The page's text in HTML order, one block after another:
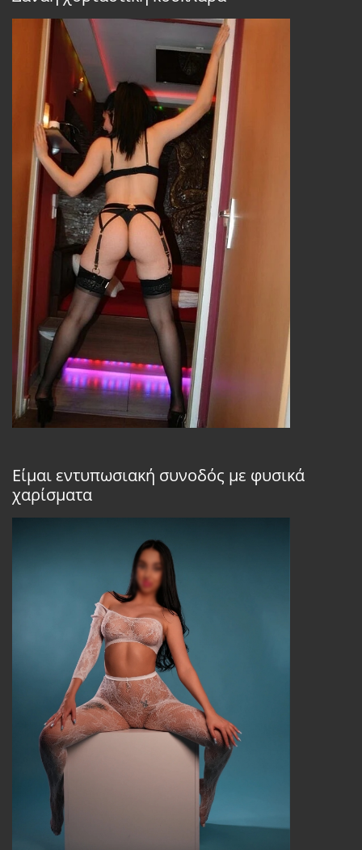
Είμαι εντυπωσιακή συνοδός με φυσικά
χαρίσματα